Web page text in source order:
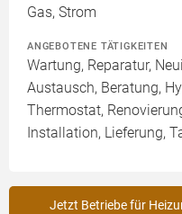
Gas, Strom
ANGEBOTENE TÄTIGKEITEN
Wartung, Reparatur,
Austausch, Beratung,
Thermostat,
Installation, Lieferung,
Jetzt Betriebe für